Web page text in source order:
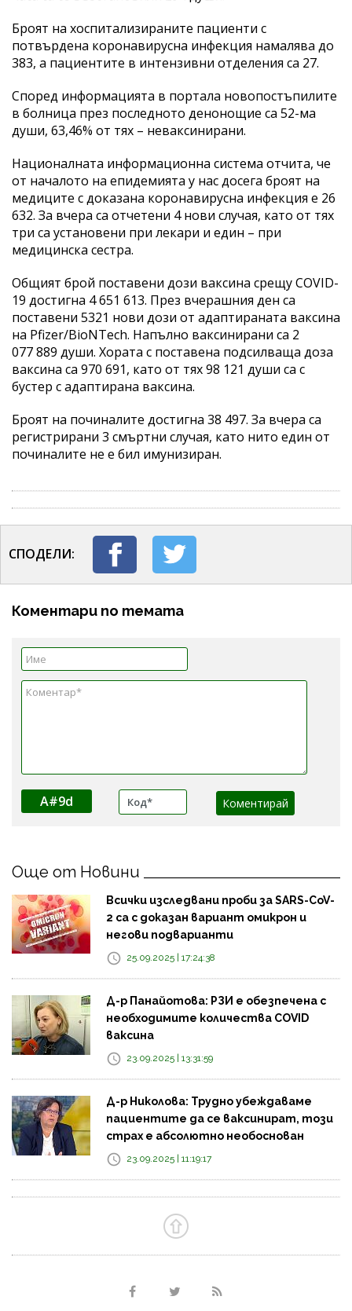
Броят на хоспитализираните пациенти с
потвърдена коронавирусна инфекция намалява до
383, а пациентите в интензивни отделения са 27.
Според информацията в портала новопостъпилите
в болница през последното денонощие са 52-ма
души, 63,46% от тях – неваксинирани.
Националната информационна система отчита, че
от началото на епидемията у нас досега броят на
медиците с доказана коронавирусна инфекция е 26
632. За вчера са отчетени 4 нови случая, като от тях
три са установени при лекари и един – при
медицинска сестра.
Общият брой поставени дози ваксина срещу COVID-
19 достигна 4 651 613. През вчерашния ден са
поставени 5321 нови дози от адаптираната ваксина
на Pfizer/BioNTech. Напълно ваксинирани са 2
077 889 души. Хората с поставена подсилваща доза
ваксина са 970 691, като от тях 98 121 души са с
бустер с адаптирана ваксина.
Броят на починалите достигна 38 497. За вчера са
регистрирани 3 смъртни случая, като нито един от
починалите не е бил имунизиран.
СПОДЕЛИ:
Коментари по темата
A#9d
Още от Новини
Всички изследвани проби за SARS-CoV-
2 са с доказан вариант омикрон и
негови подварианти
25.09.2025 | 17:24:38
Д-р Панайотова: РЗИ е обезпечена с
необходимите количества COVID
ваксина
23.09.2025 | 13:31:59
Д-р Николова: Трудно убеждаваме
пациентите да се ваксинират, този
страх е абсолютно необоснован
23.09.2025 | 11:19:17